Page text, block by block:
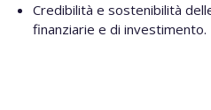
Credibilità e sostenibilità
finanziarie e di investimento.